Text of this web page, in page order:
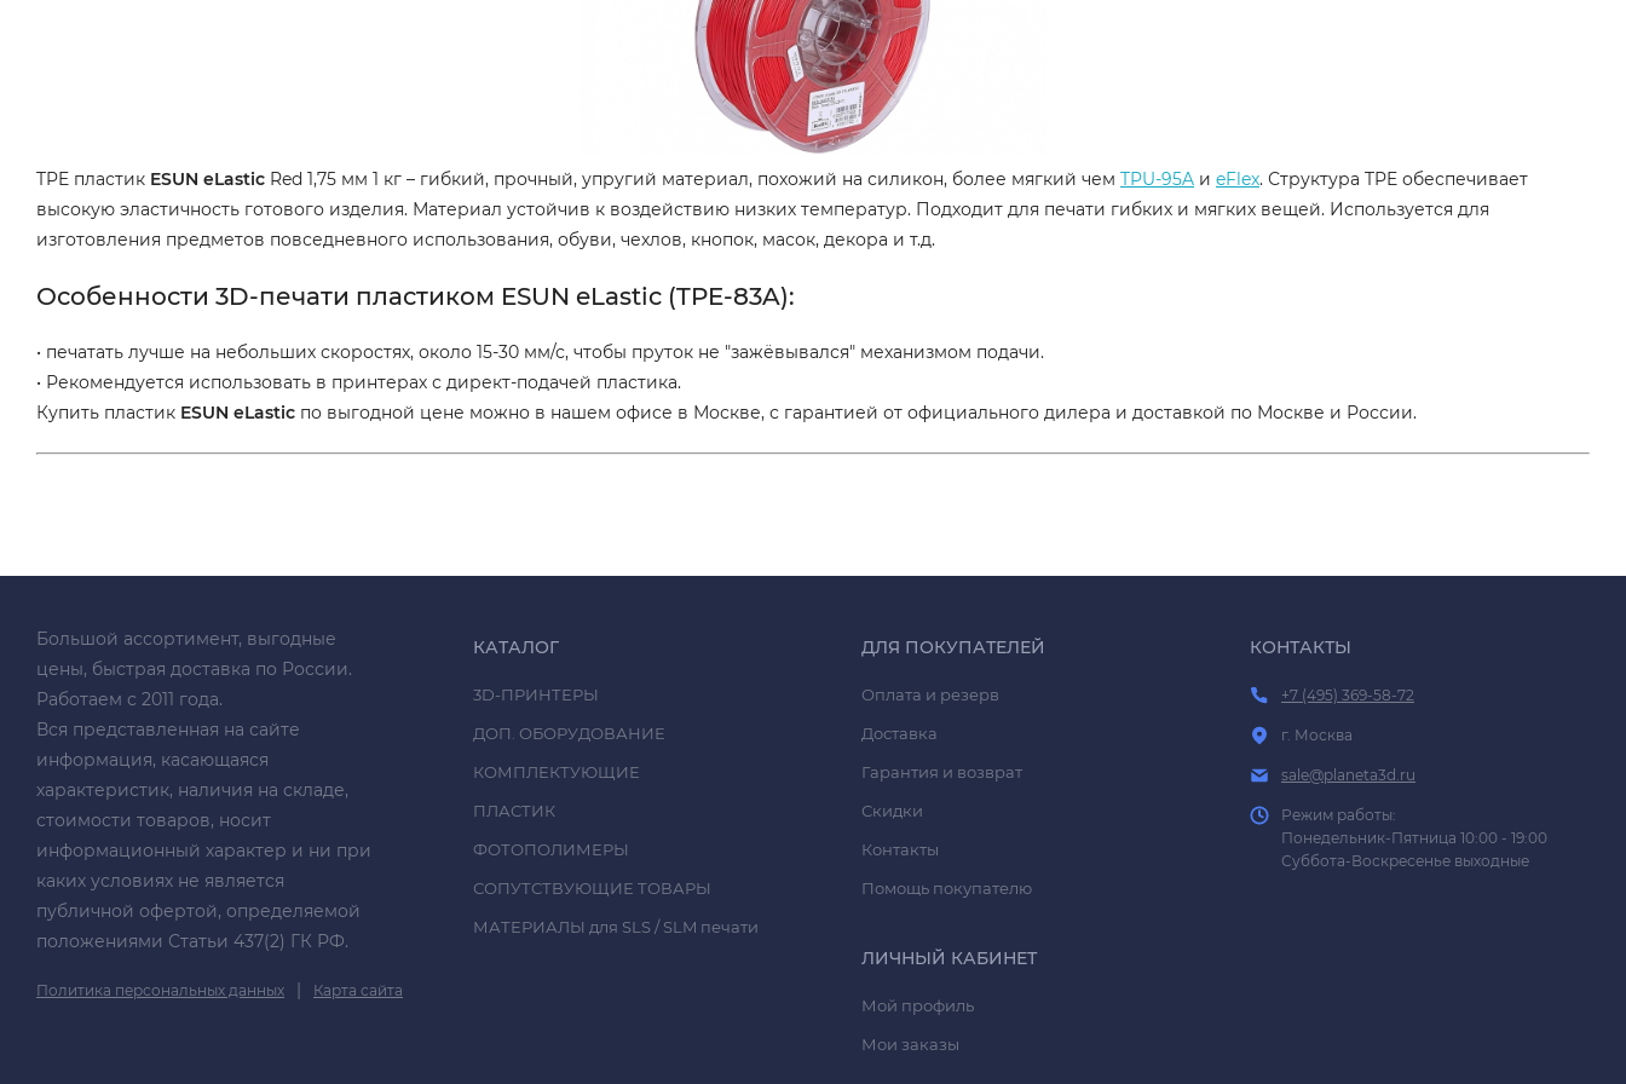
TPE пластик ESUN eLastic Red 1,75 мм 1 кг – гибкий, прочный, упругий материал, похожий на силикон, более мягкий чем TPU-95A и eFlex. Структура TPE обеспечивает
высокую эластичность готового изделия. Материал устойчив к воздействию низких температур. Подходит для печати гибких и мягких вещей. Используется для
изготовления предметов повседневного использования, обуви, чехлов, кнопок, масок, декора и т.д.
Особенности 3D-печати пластиком ESUN eLastic (TPE-83A):
• печатать лучше на небольших скоростях, около 15-30 мм/с, чтобы пруток не "зажёвывался" механизмом подачи.
• Рекомендуется использовать в принтерах с директ-подачей пластика.
Купить пластик ESUN eLastic по выгодной цене можно в нашем офисе в Москве, с гарантией от официального дилера и доставкой по Москве и России.
Большой ассортимент, выгодные
цены, быстрая доставка по России.
Работаем с 2011 года.
Вся представленная на сайте
информация, касающаяся
характеристик, наличия на складе,
стоимости товаров, носит
информационный характер и ни при
каких условиях не является
публичной офертой, определяемой
положениями Статьи 437(2) ГК РФ.
Политика персональных данных | Карта сайта
КАТАЛОГ
3D-ПРИНТЕРЫ
ДОП. ОБОРУДОВАНИЕ
КОМПЛЕКТУЮЩИЕ
ПЛАСТИК
ФОТОПОЛИМЕРЫ
СОПУТСТВУЮЩИЕ ТОВАРЫ
МАТЕРИАЛЫ для SLS / SLM печати
ДЛЯ ПОКУПАТЕЛЕЙ
Оплата и резерв
Доставка
Гарантия и возврат
Скидки
Контакты
Помощь покупателю
ЛИЧНЫЙ КАБИНЕТ
Мой профиль
Мои заказы
КОНТАКТЫ
+7 (495) 369-58-72
г. Москва
sale@planeta3d.ru
Режим работы:
Понедельник-Пятница 10:00 - 19:00
Суббота-Воскресенье выходные